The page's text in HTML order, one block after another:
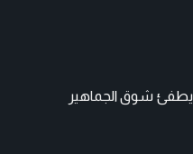
شوق الجماهير